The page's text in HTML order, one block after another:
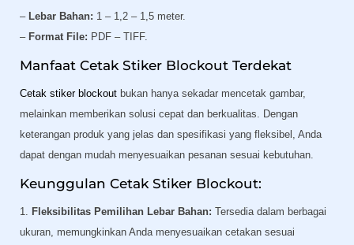
– Lebar Bahan: 1 – 1,2 – 1,5 meter.
– Format File: PDF – TIFF.
Manfaat Cetak Stiker Blockout Terdekat
Cetak stiker blockout bukan hanya sekadar mencetak gambar,
melainkan memberikan solusi cepat dan berkualitas. Dengan
keterangan produk yang jelas dan spesifikasi yang fleksibel, Anda
dapat dengan mudah menyesuaikan pesanan sesuai kebutuhan.
Keunggulan Cetak Stiker Blockout:
1. Fleksibilitas Pemilihan Lebar Bahan: Tersedia dalam berbagai
ukuran, memungkinkan Anda menyesuaikan cetakan sesuai